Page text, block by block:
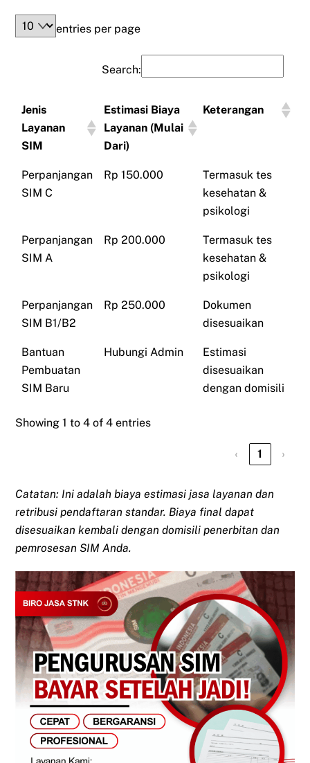
entries per page
Search:
Jenis
Layanan
SIM
Estimasi Biaya
Layanan (Mulai
Dari)
Keterangan
Perpanjangan
SIM C
Rp 150.000
Termasuk tes
kesehatan &
psikologi
Perpanjangan
SIM A
Rp 200.000
Termasuk tes
kesehatan &
psikologi
Perpanjangan
SIM B1/B2
Rp 250.000
Dokumen
disesuaikan
Bantuan
Pembuatan
SIM Baru
Hubungi Admin
Estimasi
disesuaikan
dengan domisili
Showing 1 to 4 of 4 entries
‹ 1 ›
Catatan: Ini adalah biaya estimasi jasa layanan dan
retribusi pendaftaran standar. Biaya final dapat
disesuaikan kembali dengan domisili penerbitan dan
pemrosesan SIM Anda.